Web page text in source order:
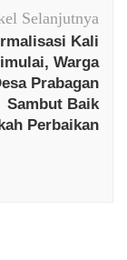
Selanjutnya
Kali
Warga
Prabagan
Sambut Baik
Perbaikan